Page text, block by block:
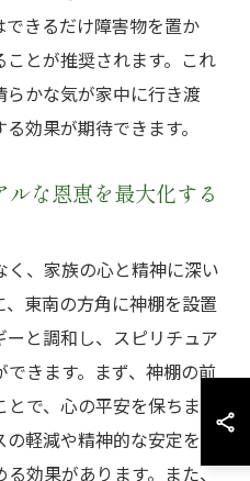
きるだけ障害物を置か
とが推奨されます。これ
らかな気が家中に行き渡
効果が期待できます。
な恩恵を最大化する
、家族の心と精神に深い
東南の方角に神棚を設置
と調和し、スピリチュア
きます。まず、神棚の前
で、心の平安を保ちまし
軽減や精神的な安定をも
効果があります。また、